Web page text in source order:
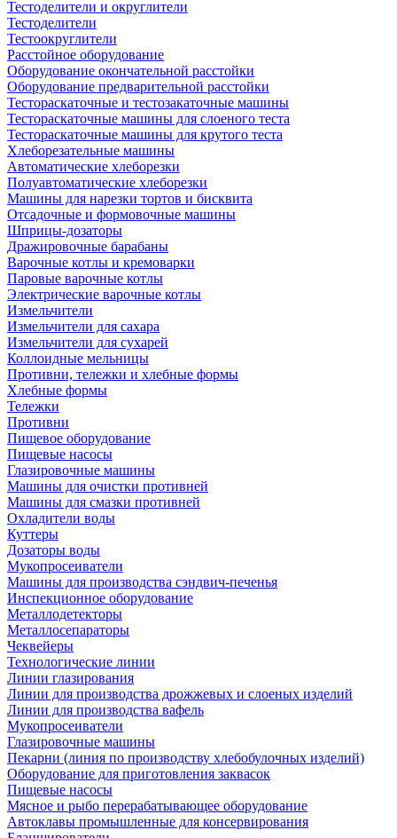
Тестоделители и округлители
Тестоделители
Тестоокруглители
Расстойное оборудование
Оборудование окончательной расстойки
Оборудование предварительной расстойки
Тестораскаточные и тестозакаточные машины
Тестораскаточные машины для слоеного теста
Тестораскаточные машины для крутого теста
Хлеборезательные машины
Автоматические хлеборезки
Полуавтоматические хлеборезки
Машины для нарезки тортов и бисквита
Отсадочные и формовочные машины
Шприцы-дозаторы
Дражировочные барабаны
Варочные котлы и кремоварки
Паровые варочные котлы
Электрические варочные котлы
Измельчители
Измельчители для сахара
Измельчители для сухарей
Коллоидные мельницы
Противни, тележки и хлебные формы
Хлебные формы
Тележки
Противни
Пищевое оборудование
Пищевые насосы
Глазировочные машины
Машины для очистки противней
Машины для смазки противней
Охладители воды
Куттеры
Дозаторы воды
Мукопросеиватели
Машины для производства сэндвич-печенья
Инспекционное оборудование
Металлодетекторы
Металлосепараторы
Чеквейеры
Технологические линии
Линии глазирования
Линии для производства дрожжевых и слоеных изделий
Линии для производства вафель
Мукопросеиватели
Глазировочные машины
Пекарни (линия по производству хлебобулочных изделий)
Оборудование для приготовления заквасок
Пищевые насосы
Мясное и рыбо перерабатывающее оборудование
Автоклавы промышленные для консервирования